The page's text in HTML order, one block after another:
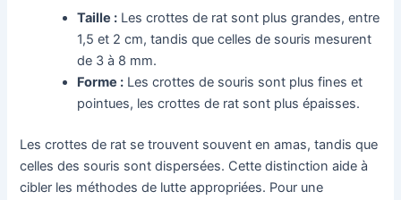
Taille : Les crottes de rat sont plus grandes, entre
1,5 et 2 cm, tandis que celles de souris mesurent
de 3 à 8 mm.
Forme : Les crottes de souris sont plus fines et
pointues, les crottes de rat sont plus épaisses.
Les crottes de rat se trouvent souvent en amas, tandis que
celles des souris sont dispersées. Cette distinction aide à
cibler les méthodes de lutte appropriées. Pour une